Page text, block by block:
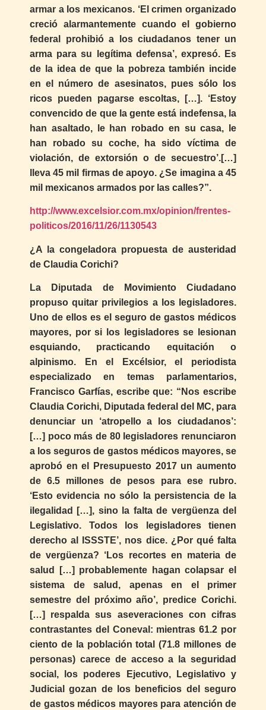
armar a los mexicanos. ‘El crimen organizado
creció alarmantemente cuando el gobierno
federal prohibió a los ciudadanos tener un
arma para su legítima defensa’, expresó. Es
de la idea de que la pobreza también incide
en el número de asesinatos, pues sólo los
ricos pueden pagarse escoltas, […]. ‘Estoy
convencido de que la gente está indefensa, la
han asaltado, le han robado en su casa, le
han robado su coche, ha sido víctima de
violación, de extorsión o de secuestro’.[…]
lleva 45 mil firmas de apoyo. ¿Se imagina a 45
mil mexicanos armados por las calles?”.
http://www.excelsior.com.mx/opinion/frentes-
politicos/2016/11/26/1130543
¿A la congeladora propuesta de austeridad
de Claudia Corichi?
La Diputada de Movimiento Ciudadano
propuso quitar privilegios a los legisladores.
Uno de ellos es el seguro de gastos médicos
mayores, por si los legisladores se lesionan
esquiando, practicando equitación o
alpinismo. En el Excélsior, el periodista
especializado en temas parlamentarios,
Francisco Garfías, escribe que: “Nos escribe
Claudia Corichi, Diputada federal del MC, para
denunciar un ‘atropello a los ciudadanos’:
[…] poco más de 80 legisladores renunciaron
a los seguros de gastos médicos mayores, se
aprobó en el Presupuesto 2017 un aumento
de 6.5 millones de pesos para ese rubro.
‘Esto evidencia no sólo la persistencia de la
ilegalidad […], sino la falta de vergüenza del
Legislativo. Todos los legisladores tienen
derecho al ISSSTE’, nos dice. ¿Por qué falta
de vergüenza? ‘Los recortes en materia de
salud […] probablemente hagan colapsar el
sistema de salud, apenas en el primer
semestre del próximo año’, predice Corichi.
[…] respalda sus aseveraciones con cifras
contrastantes del Coneval: mientras 61.2 por
ciento de la población total (71.8 millones de
personas) carece de acceso a la seguridad
social, los poderes Ejecutivo, Legislativo y
Judicial gozan de los beneficios del seguro
de gastos médicos mayores para atención de